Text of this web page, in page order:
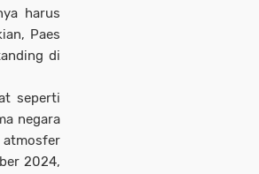
harus
Paes
di
seperti
negara
atmosfer
2024,